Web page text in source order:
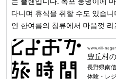
kanko.jp...
■ 코스 내용・일정 (소요 시간은 약 4시간입니다)
① 도요오카 여행 시간 집합 11:00 (정산) ②
프장(노다다이라 캠프장)으로
으로 이동해 주시기 바랍니다. ③ 노다다이라 캠프장(노다다
이라 캠프장) 도착 11:45경 ④ 파에리아 만들기 체험 & 식사
11:45경~15:00경 ⑥ 노다다이라 캠프장(노다다이라 캠프장)
다니며 휴식을 취할 수도 있습니다. 에메랄드 그린으
인 한여름의 청류에서 마음껏 리
드 스태프가 여러분을 서포트
도 가능합니다. 노다이라 캠프장(野田平キャンプ場)에서의
「파에리아 만들기 체험」과 함
【플랜 상세】 ■ 기간 7월경~9
www.vill-
長野県南
体験・レ